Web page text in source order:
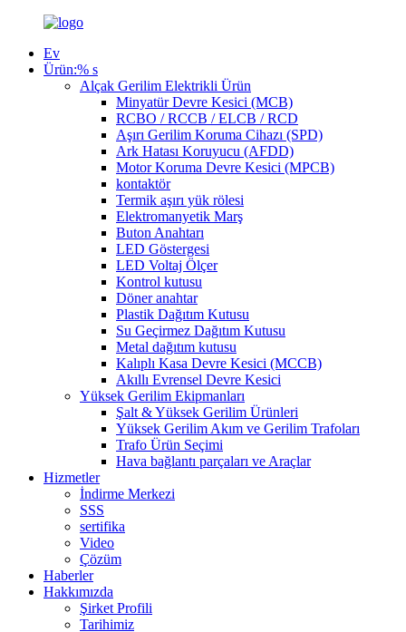
Ev
Ürün:% s
Alçak Gerilim Elektrikli Ürün
Minyatür Devre Kesici (MCB)
RCBO / RCCB / ELCB / RCD
Aşırı Gerilim Koruma Cihazı (SPD)
Ark Hatası Koruyucu (AFDD)
Motor Koruma Devre Kesici (MPCB)
kontaktör
Termik aşırı yük rölesi
Elektromanyetik Marş
Buton Anahtarı
LED Göstergesi
LED Voltaj Ölçer
Kontrol kutusu
Döner anahtar
Plastik Dağıtım Kutusu
Su Geçirmez Dağıtım Kutusu
Metal dağıtım kutusu
Kalıplı Kasa Devre Kesici (MCCB)
Akıllı Evrensel Devre Kesici
Yüksek Gerilim Ekipmanları
Şalt & Yüksek Gerilim Ürünleri
Yüksek Gerilim Akım ve Gerilim Trafoları
Trafo Ürün Seçimi
Hava bağlantı parçaları ve Araçlar
Hizmetler
İndirme Merkezi
SSS
sertifika
Video
Çözüm
Haberler
Hakkımızda
Şirket Profili
Tarihimiz